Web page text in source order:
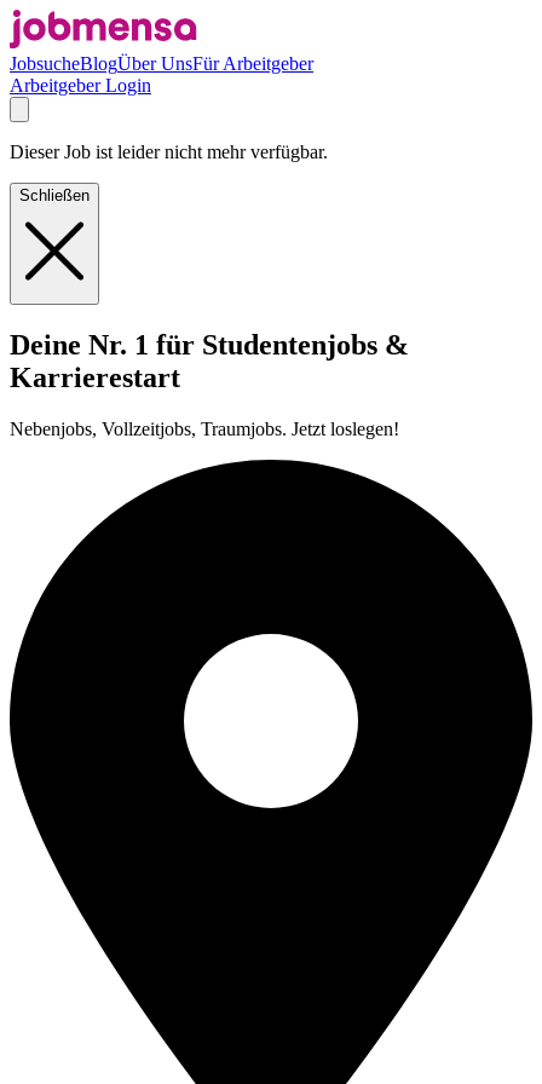
JobsucheBlogÜber UnsFür Arbeitgeber
Arbeitgeber Login
Dieser Job ist leider nicht mehr verfügbar.
Schließen
Deine Nr. 1 für Studentenjobs &
Karrierestart
Nebenjobs, Vollzeitjobs, Traumjobs. Jetzt loslegen!